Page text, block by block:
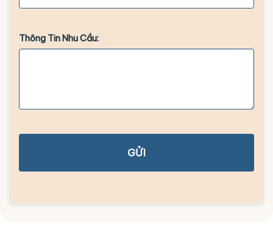
Thông Tin Nhu Cầu:
GỬI